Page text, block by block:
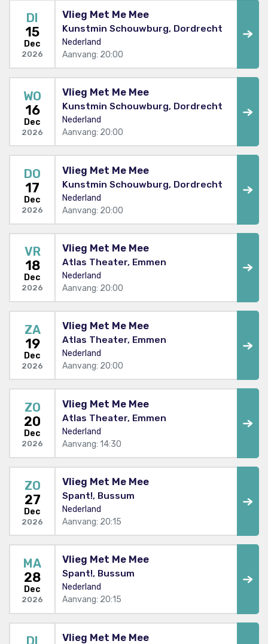
DI
15
Dec
2026
Vlieg Met Me Mee
Kunstmin Schouwburg, Dordrecht
Nederland
Aanvang: 20:00
WO
16
Dec
2026
Vlieg Met Me Mee
Kunstmin Schouwburg, Dordrecht
Nederland
Aanvang: 20:00
DO
17
Dec
2026
Vlieg Met Me Mee
Kunstmin Schouwburg, Dordrecht
Nederland
Aanvang: 20:00
VR
18
Dec
2026
Vlieg Met Me Mee
Atlas Theater, Emmen
Nederland
Aanvang: 20:00
ZA
19
Dec
2026
Vlieg Met Me Mee
Atlas Theater, Emmen
Nederland
Aanvang: 20:00
ZO
20
Dec
2026
Vlieg Met Me Mee
Atlas Theater, Emmen
Nederland
Aanvang: 14:30
ZO
27
Dec
2026
Vlieg Met Me Mee
Spant!, Bussum
Nederland
Aanvang: 20:15
MA
28
Dec
2026
Vlieg Met Me Mee
Spant!, Bussum
Nederland
Aanvang: 20:15
Vlieg Met Me Mee